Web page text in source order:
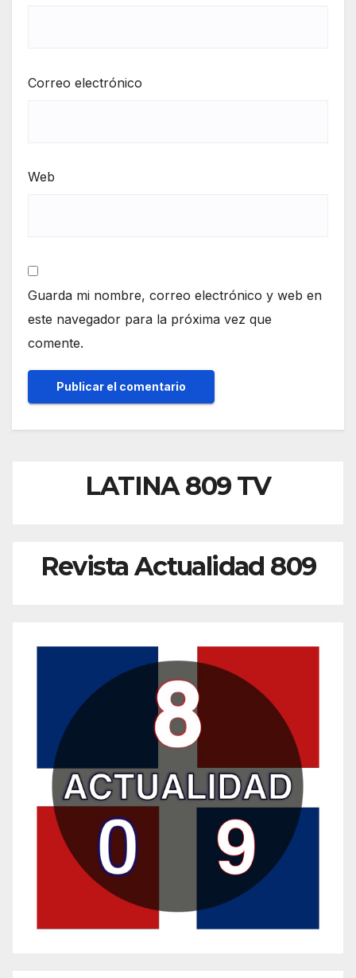
Correo electrónico
Web
Guarda mi nombre, correo electrónico y web en
este navegador para la próxima vez que
comente.
LATINA 809 TV
Revista Actualidad 809